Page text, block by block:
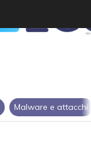
Malware e attacchi